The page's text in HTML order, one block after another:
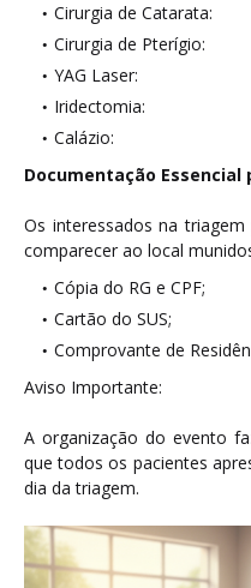
Cirurgia de Catarata:
Cirurgia de Pterígio:
YAG Laser:
Iridectomia:
Calázio:
Documentação
Os interessados na
comparecer ao local
Cópia do RG e CPF;
Cartão do SUS;
Comprovante de
Aviso Importante:
A organização do evento
que todos os pacientes
dia da triagem.